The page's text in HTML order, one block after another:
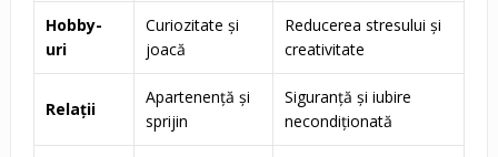
Hobby-
uri
Curiozitate și
joacă
Reducerea stresului și
creativitate
Relații
Apartenență și
sprijin
Siguranță și iubire
necondiționată